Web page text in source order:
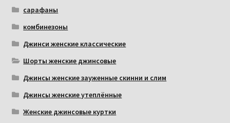
сарафаны
комбинезоны
Джинси женские классические
Шорты женские джинсовые
Джинсы женские зауженные скинни и слим
Джинсы женские утеплённые
Женские джинсовые куртки